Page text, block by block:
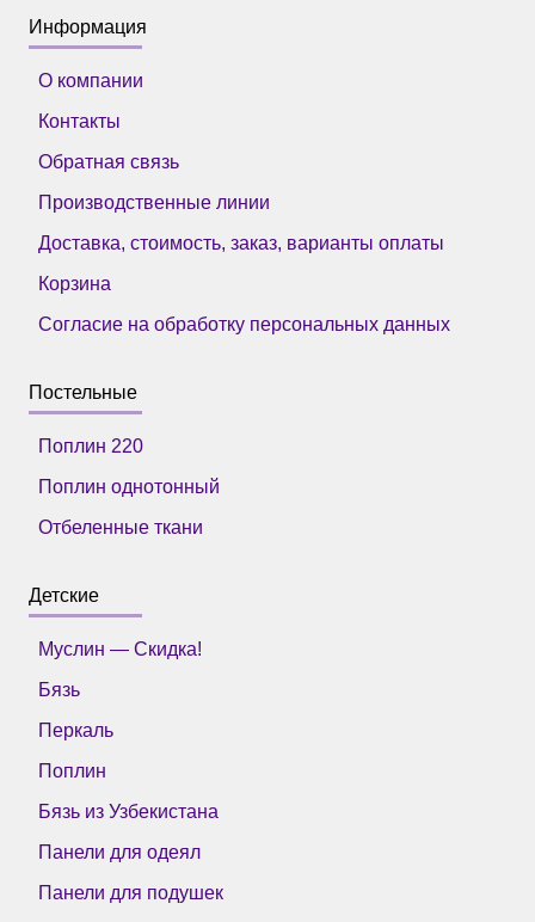
Информация
О компании
Контакты
Обратная связь
Производственные линии
Доставка, стоимость, заказ, варианты оплаты
Корзина
Согласие на обработку персональных данных
Постельные
Поплин 220
Поплин однотонный
Отбеленные ткани
Детские
Муслин — Скидка!
Бязь
Перкаль
Поплин
Бязь из Узбекистана
Панели для одеял
Панели для подушек